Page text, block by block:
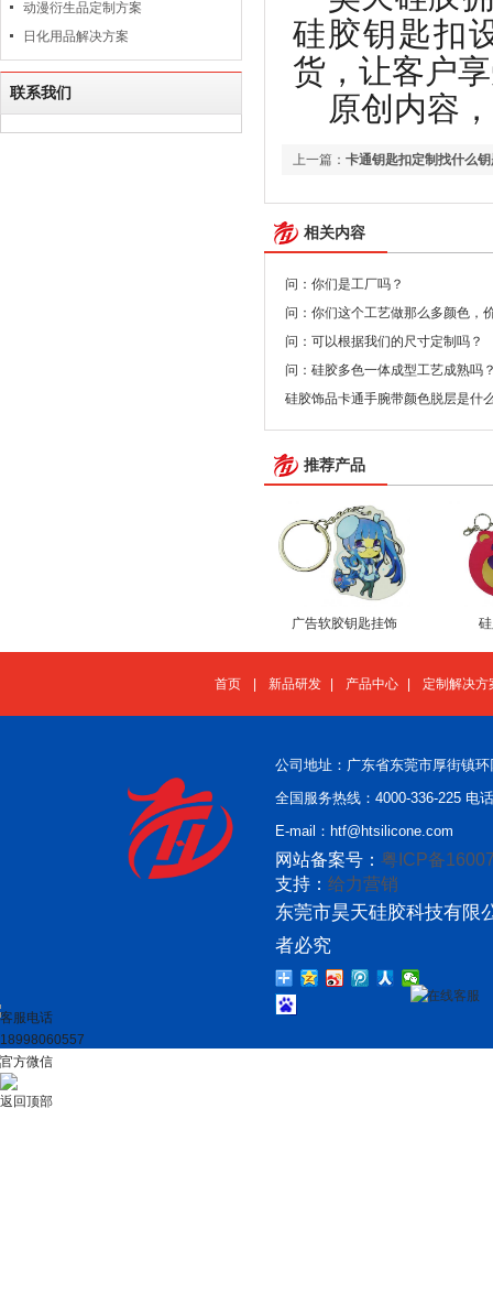
动漫衍生品定制方案
日化用品解决方案
联系我们
硅胶钥匙扣
货，让客户
原创内容
上一篇： 卡通钥匙扣定制找什么
相关内容
问：你们是工厂吗？
问：你们这个工艺做那么多颜色，
问：可以根据我们的尺寸定制吗？
问：硅胶多色一体成型工艺成熟吗
硅胶饰品卡通手腕带颜色脱层是什
推荐产品
广告软胶钥匙挂饰
首页 新品研发 产品中心 定制解决方
公司地址：广东省东莞市厚街镇
全国服务热线：4000-336-225 电
E-mail：htf@htsilicone.com
网站备案号： 粤ICP备
支持： 给力营销
东莞市昊天硅胶科技有限
者必究
在线客服
客服电话
18998060557
官方微信
返回顶部